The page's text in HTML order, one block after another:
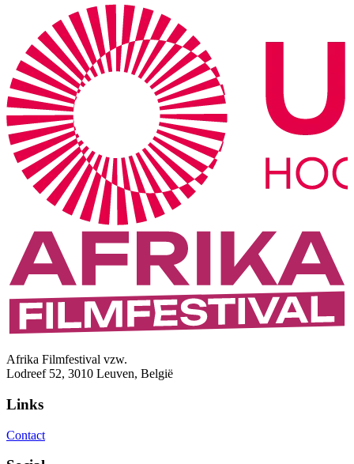
Afrika Filmfestival vzw.
Lodreef 52, 3010 Leuven, België
Links
Contact